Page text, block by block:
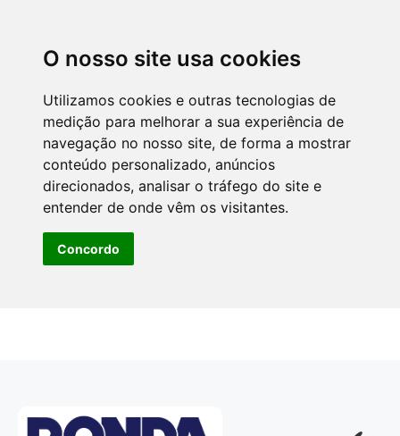
O nosso site usa cookies
Utilizamos cookies e outras tecnologias de
medição para melhorar a sua experiência de
navegação no nosso site, de forma a mostrar
conteúdo personalizado, anúncios
direcionados, analisar o tráfego do site e
entender de onde vêm os visitantes.
Concordo